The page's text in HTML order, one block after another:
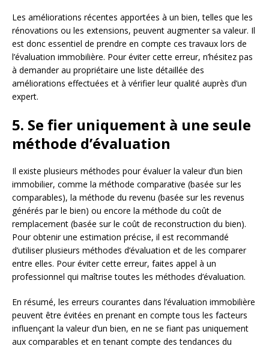
Les améliorations récentes apportées à un bien, telles que les
rénovations ou les extensions, peuvent augmenter sa valeur. Il
est donc essentiel de prendre en compte ces travaux lors de
l’évaluation immobilière. Pour éviter cette erreur, n’hésitez pas
à demander au propriétaire une liste détaillée des
améliorations effectuées et à vérifier leur qualité auprès d’un
expert.
5. Se fier uniquement à une seule
méthode d’évaluation
Il existe plusieurs méthodes pour évaluer la valeur d’un bien
immobilier, comme la méthode comparative (basée sur les
comparables), la méthode du revenu (basée sur les revenus
générés par le bien) ou encore la méthode du coût de
remplacement (basée sur le coût de reconstruction du bien).
Pour obtenir une estimation précise, il est recommandé
d’utiliser plusieurs méthodes d’évaluation et de les comparer
entre elles. Pour éviter cette erreur, faites appel à un
professionnel qui maîtrise toutes les méthodes d’évaluation.
En résumé, les erreurs courantes dans l’évaluation immobilière
peuvent être évitées en prenant en compte tous les facteurs
influençant la valeur d’un bien, en ne se fiant pas uniquement
aux comparables et en tenant compte des tendances du